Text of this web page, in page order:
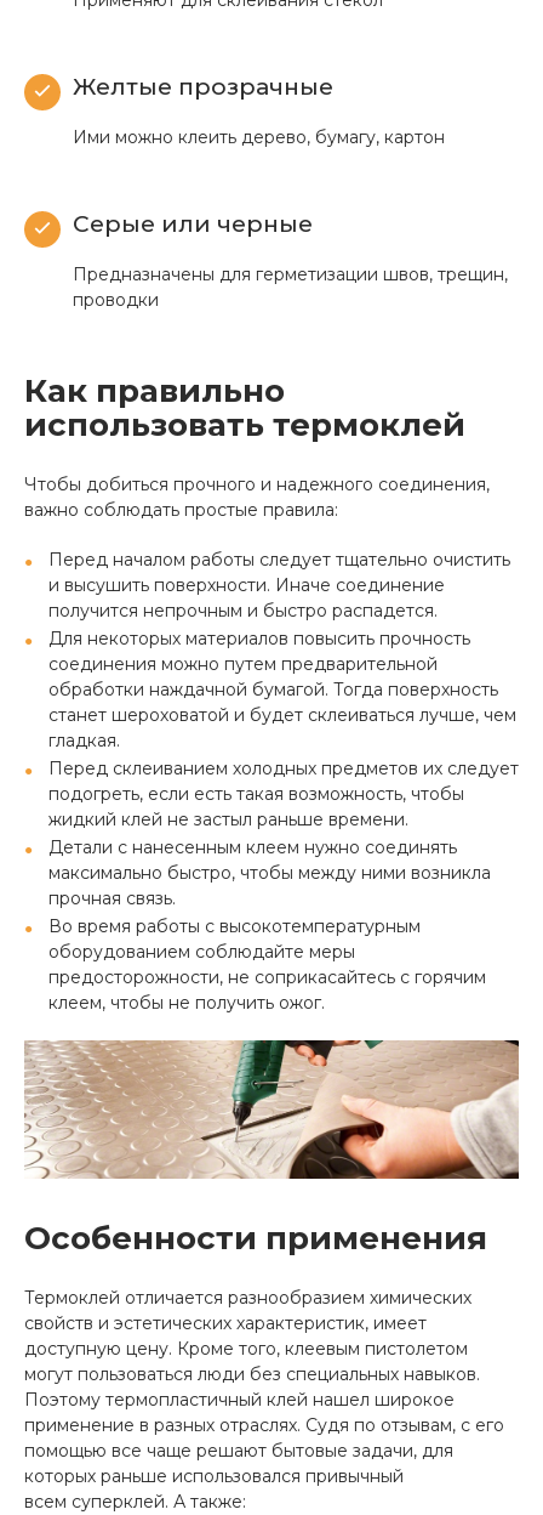
Желтые прозрачные
Ими можно клеить дерево, бумагу, картон
Серые или черные
Предназначены для герметизации швов, трещин,
проводки
Как правильно
использовать термоклей
Чтобы добиться прочного и надежного соединения,
важно соблюдать простые правила:
Перед началом работы следует тщательно очистить
и высушить поверхности. Иначе соединение
получится непрочным и быстро распадется.
Для некоторых материалов повысить прочность
соединения можно путем предварительной
обработки наждачной бумагой. Тогда поверхность
станет шероховатой и будет склеиваться лучше, чем
гладкая.
Перед склеиванием холодных предметов их следует
подогреть, если есть такая возможность, чтобы
жидкий клей не застыл раньше времени.
Детали с нанесенным клеем нужно соединять
максимально быстро, чтобы между ними возникла
прочная связь.
Во время работы с высокотемпературным
оборудованием соблюдайте меры
предосторожности, не соприкасайтесь с горячим
клеем, чтобы не получить ожог.
Особенности применения
Термоклей отличается разнообразием химических
свойств и эстетических характеристик, имеет
доступную цену. Кроме того, клеевым пистолетом
могут пользоваться люди без специальных навыков.
Поэтому термопластичный клей нашел широкое
применение в разных отраслях. Судя по отзывам, с его
помощью все чаще решают бытовые задачи, для
которых раньше использовался привычный
всем суперклей. А также: